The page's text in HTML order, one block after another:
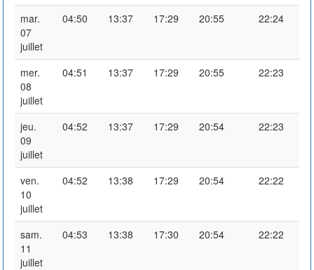
mar.
07
juillet
04:50 13:37 17:29 20:55 22:24
mer.
08
juillet
04:51 13:37 17:29 20:55 22:23
jeu.
09
juillet
04:52 13:37 17:29 20:54 22:23
ven.
10
juillet
04:52 13:38 17:29 20:54 22:22
sam.
11
juillet
04:53 13:38 17:30 20:54 22:22